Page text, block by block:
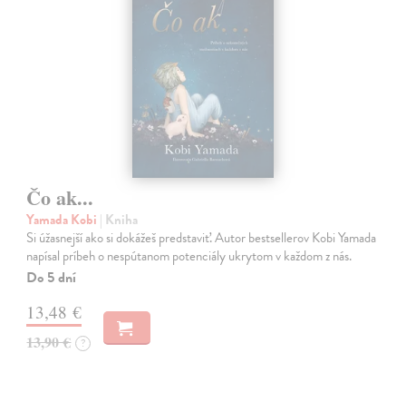
Čo ak...
Yamada Kobi | Kniha
Si úžasnejší ako si dokážeš predstaviť. Autor bestsellerov Kobi Yamada
napísal príbeh o nespútanom potenciály ukrytom v každom z nás.
Do 5 dní
13,48 €
13,90 € ?